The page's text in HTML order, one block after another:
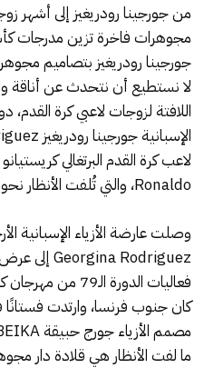
من جورجينا رودريغيز إلى أشهر
مجوهرات فاخرة تزين مدرجات
جورجينا رودريغيز بتصاميم
لا نستطيع أن نتحدث عن أناقة
اللافتة لزوجات لاعبي كرة القدم،
Ronaldo، والتي تُلفت الأنظار نحوها في كل المناسبات.
وصلت عارضة الأزياء الإسبانية
كان جنوب فرنسا، وارتدت فستانًا
ما لفت الأنظار هي قلادة دار